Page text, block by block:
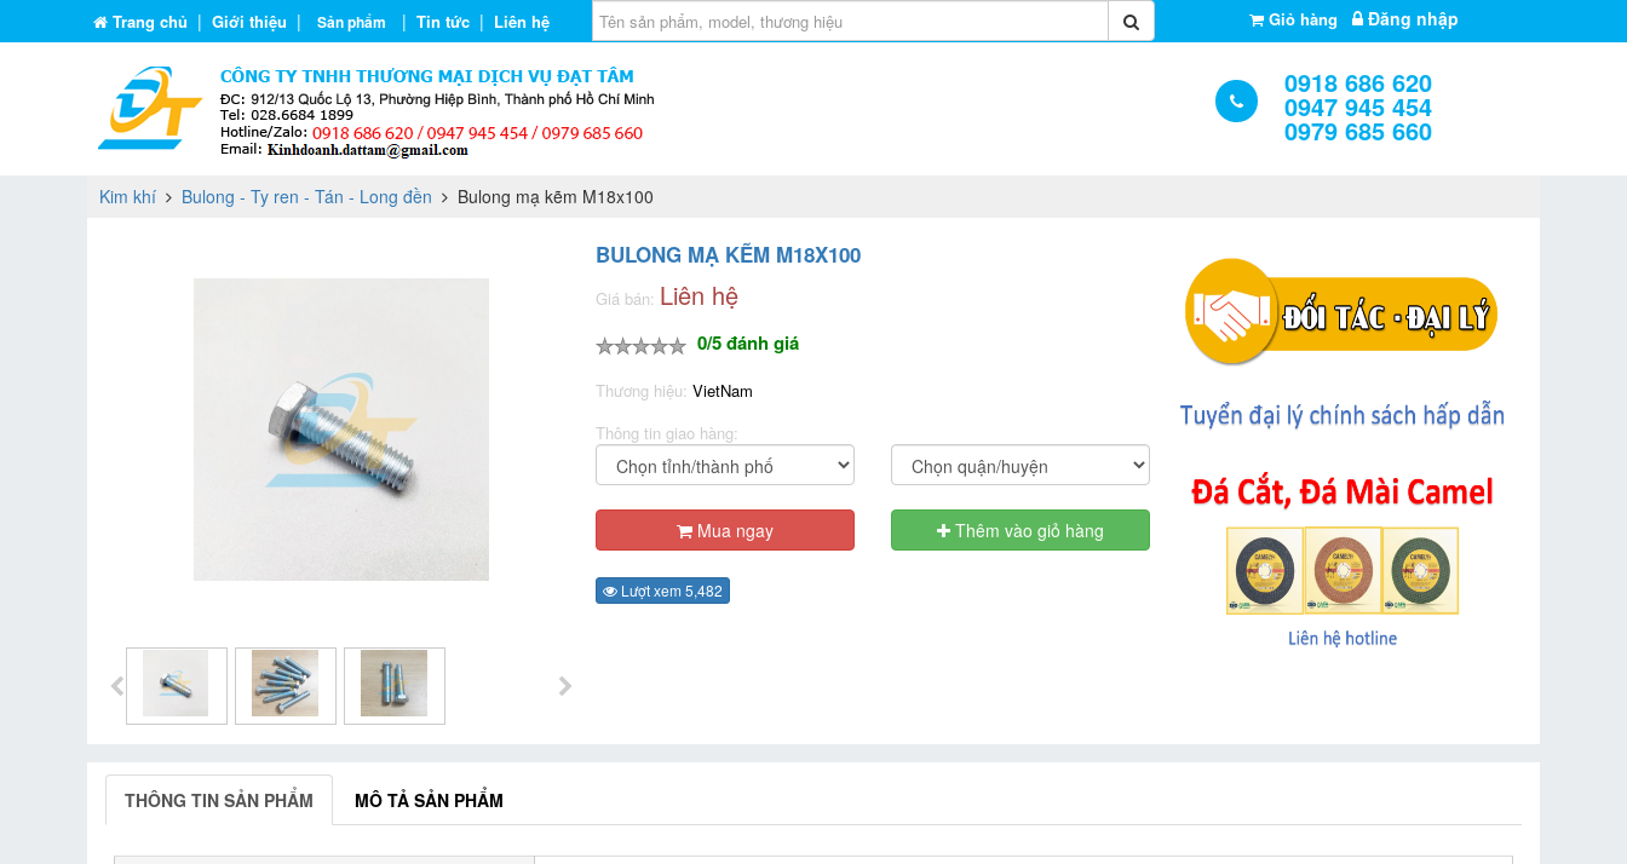
Trang chủ | Giới thiệu | Sản phẩm | Tin tức | Liên hệ Giỏ hàng Đăng nhập
0918 686 620
0947 945 454
0979 685 660
Kim khí Bulong - Ty ren - Tán - Long đền Bulong mạ kẽm M18x100
BULONG MẠ KẼM M18X100
Giá bán: Liên hệ
0/5 đánh giá
Thương hiệu: VietNam
Thông tin giao hàng:
Mua ngay Thêm vào giỏ hàng
Lượt xem 5,482
THÔNG TIN SẢN PHẨM MÔ TẢ SẢN PHẨM